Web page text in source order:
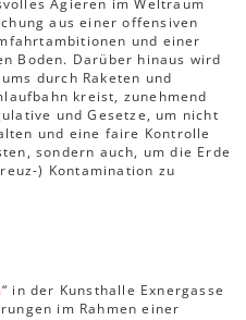
Agieren im Weltraum
aus einer offensiven
und einer
Boden. Darüber hinaus wird
durch Raketen­ und
kreist, zunehmend
und Gesetze, um nicht
und eine faire Kon­trolle
sondern auch, um die Erde
) Kontamination zu
“ in der Kunsthalle Exnergasse
im Rahmen einer